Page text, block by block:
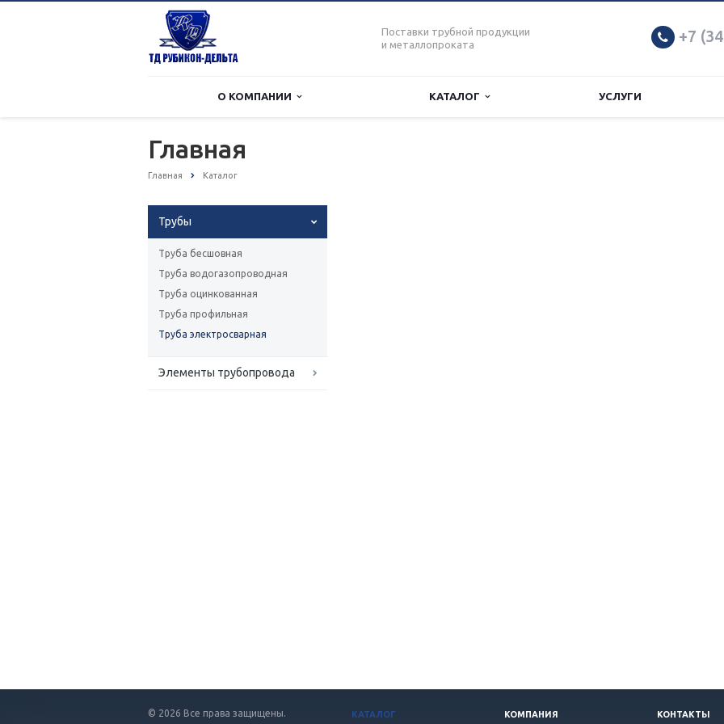
Поставки трубной продукции
и металлопроката
+7
О КОМПАНИИ КАТАЛОГ УСЛУГИ
Главная
Главная Каталог
Трубы
Труба бесшовная
Труба водогазопроводная
Труба оцинкованная
Труба профильная
Труба электросварная
Элементы трубопровода
© 2026 Все права защищены. КАТАЛОГ КОМПАНИЯ КОНТАКТЫ